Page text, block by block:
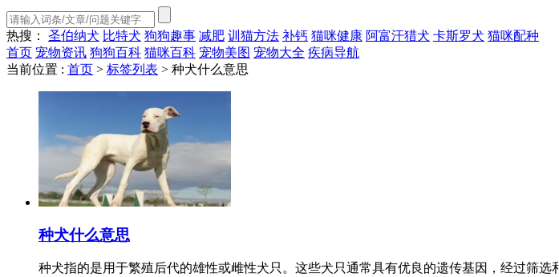
热搜： 圣伯纳犬 比特犬 狗狗趣事 减肥 训猫方法 补钙 猫咪健康 阿富汗猎犬 卡斯罗犬 猫咪配种
首页 宠物资讯 狗狗百科 猫咪百科 宠物美图 宠物大全 疾病导航
当前位置 : 首页 > 标签列表 > 种犬什么意思
种犬什么意思
种犬指的是用于繁殖后代的雄性或雌性犬只。这些犬只通常具有优良的遗传基因，经过筛